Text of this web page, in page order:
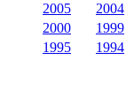
2005
2004
2000
1999
1995
1994